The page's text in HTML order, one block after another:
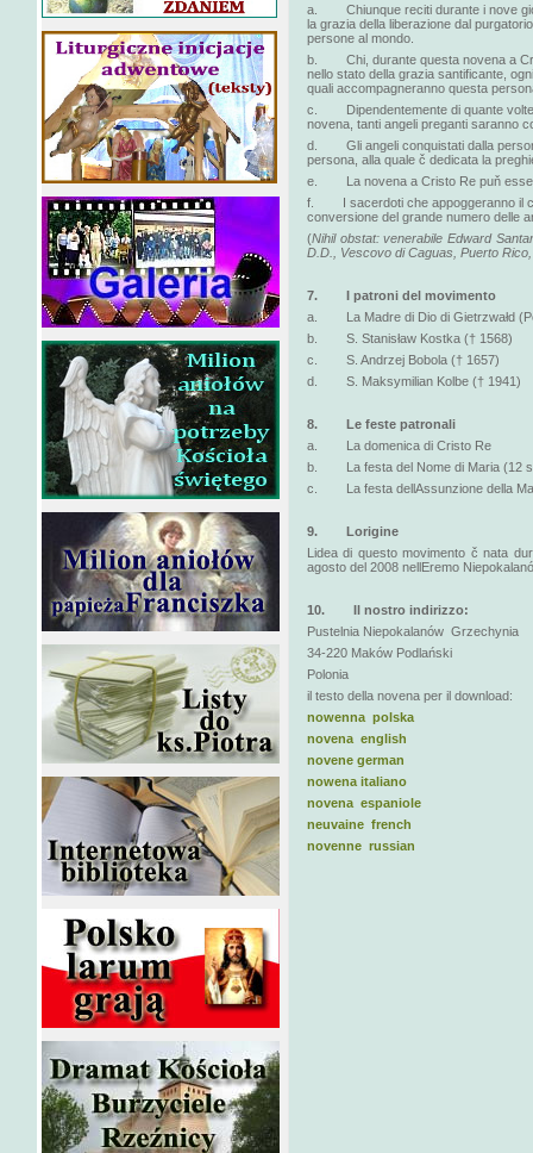
a. Chiunque reciti durante i nove
la grazia della liberazione dal
persone al mondo.
b. Chi, durante questa novena a
nello stato della grazia santificante,
quali accompagneranno questa
c. Dipendentemente di quante volte
novena, tanti angeli preganti saranno
d. Gli angeli conquistati dalla
persona, alla quale č dedicata la
e. La novena a Cristo Re puň
f. I sacerdoti che appoggeranno il
conversione del grande numero delle
(Nihil obstat: venerabile Edward
D.D., Vescovo di Caguas, Puerto
7. I patroni del movimento
a. La Madre di Dio di Gietrzwałd
b. S. Stanisław Kostka († 1568)
c. S. Andrzej Bobola († 1657)
d. S. Maksymilian Kolbe († 1941)
8. Le feste patronali
a. La domenica di Cristo Re
b. La festa del Nome di Maria (12
c. La festa dellAssunzione della
9. Lorigine
Lidea di questo movimento č nata
agosto del 2008 nellEremo
10. Il nostro indirizzo:
Pustelnia Niepokalanów Grzechynia
34-220 Maków Podlański
Polonia
il testo della novena per il download:
nowenna polska
novena english
novene german
nowena italiano
novena espaniole
neuvaine french
novenne russian